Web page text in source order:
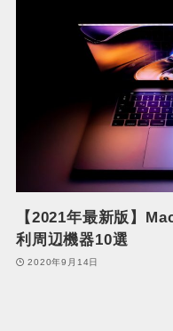
【2021年最新版】
利周辺機器10選
2020年9月14日